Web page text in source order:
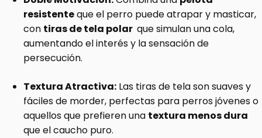
resistenteque el perro puede atrapar y masticar,
con tiras de tela polar que simulan una cola,
aumentando el interés y la sensación de
persecución.
Textura Atractiva: Las tiras de tela son suaves y
fáciles de morder, perfectas para perros jóvenes o
aquellos que prefieren una textura menos dura
que el caucho puro.